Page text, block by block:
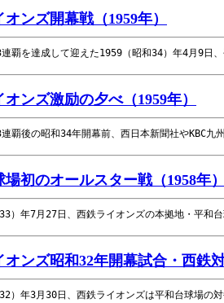
ンズ開幕戦（1959年）
連覇を達成して迎えた1959（昭和34）年4月9日
ンズ激励の夕べ（1959年）
覇後の昭和34年開幕前、西日本新聞社やKBC
場初のオールスター戦（1958年
）年7月27日、西鉄ライオンズの本拠地・平和
オンズ昭和32年開幕試合・西鉄
）年3月30日、西鉄ライオンズは平和台球場の